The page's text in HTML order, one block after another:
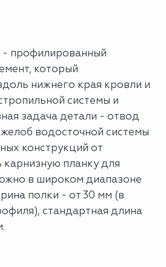
- профилированный
который
нижнего края кровли и
системы и
задача детали - отвод
водосточной системы
конструкций от
карнизную планку для
в широком диапазоне
полки - от 30 мм (в
стандартная длина